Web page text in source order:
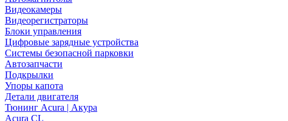
Видеокамеры
Видеорегистраторы
Блоки управления
Цифровые зарядные устройства
Системы безопасной парковки
Автозапчасти
Подкрылки
Упоры капота
Детали двигателя
Тюнинг Acura | Акура
Acura CL